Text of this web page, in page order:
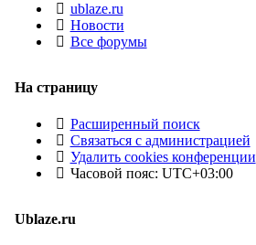
ublaze.ru
Новости
Все форумы
На страницу
Расширенный поиск
Связаться с администрацией
Удалить cookies конференции
Часовой пояс: UTC+03:00
Ublaze.ru